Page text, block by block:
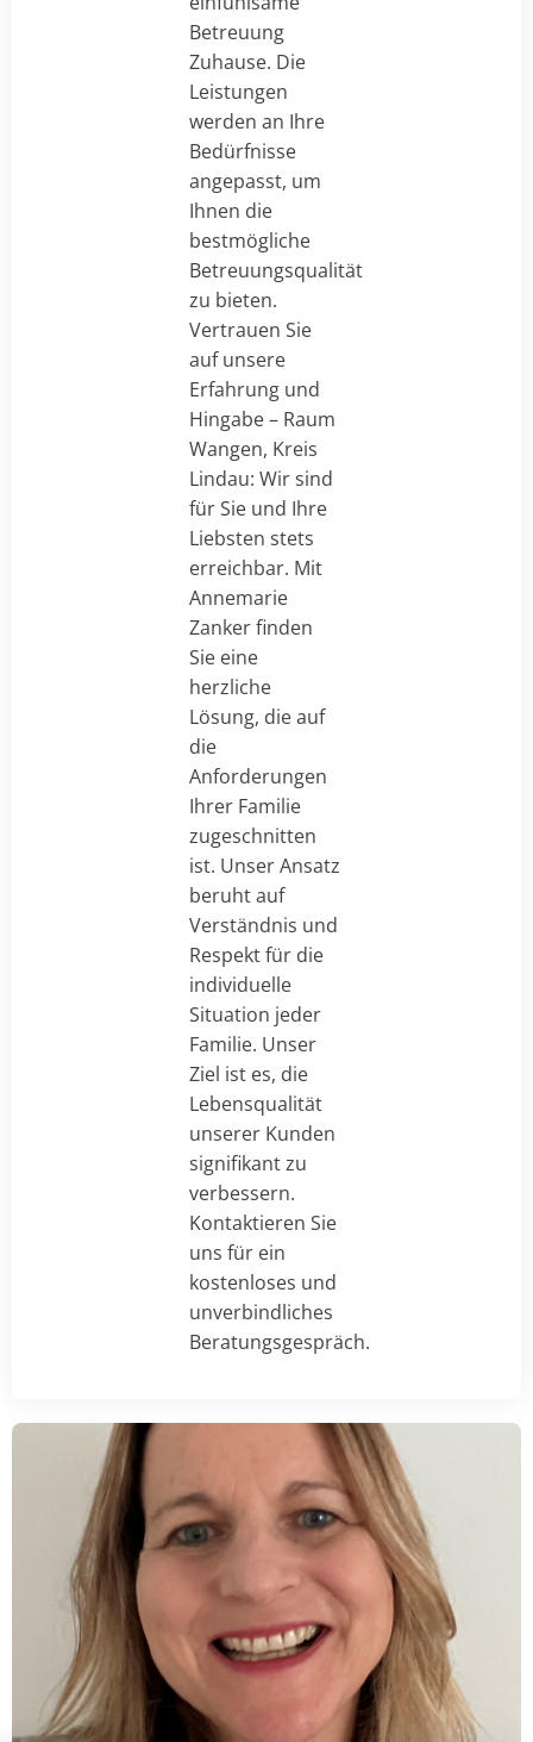
Betreuung
Zuhause. Die
Leistungen
werden an Ihre
Bedürfnisse
angepasst, um
Ihnen die
bestmögliche
Betreuungsqualität
zu bieten.
Vertrauen Sie
auf unsere
Erfahrung und
Hingabe – Raum
Wangen, Kreis
Lindau: Wir sind
für Sie und Ihre
Liebsten stets
erreichbar. Mit
Annemarie
Zanker finden
Sie eine
herzliche
Lösung, die auf
die
Anforderungen
Ihrer Familie
zugeschnitten
ist. Unser Ansatz
beruht auf
Verständnis und
Respekt für die
individuelle
Situation jeder
Familie. Unser
Ziel ist es, die
Lebensqualität
unserer Kunden
signifikant zu
verbessern.
Kontaktieren Sie
uns für ein
kostenloses und
unverbindliches
Beratungsgespräch.